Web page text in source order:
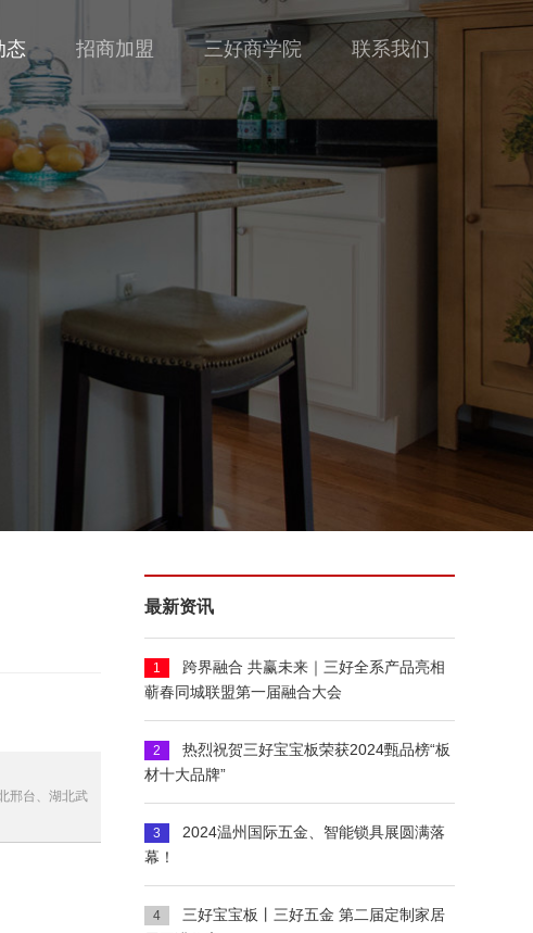
态 招商加盟 三好商学院 联系我们
邢台、湖北武
最新资讯
1
跨界融合 共赢未来｜三好全系产品亮相
蕲春同城联盟第一届融合大会
2
热烈祝贺三好宝宝板荣获2024甄品榜“板
材十大品牌”
3
2024温州国际五金、智能锁具展圆满落
幕！
4
三好宝宝板丨三好五金 第二届定制家居